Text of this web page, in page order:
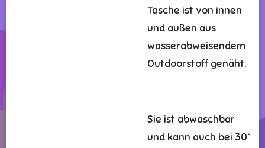
Tasche ist von innen
und außen aus
wasserabweisendem
Outdoorstoff genäht.
Sie ist abwaschbar
und kann auch bei 30°